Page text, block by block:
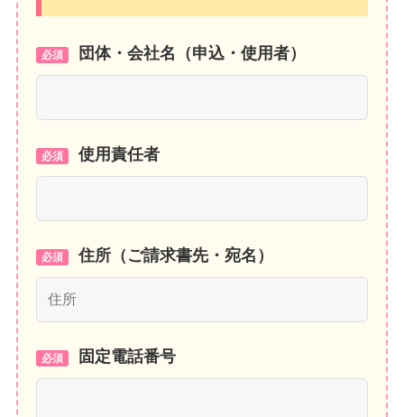
必須 団体・会社名（申込・使用者）
必須 使用責任者
必須 住所（ご請求書先・宛名）
必須 固定電話番号